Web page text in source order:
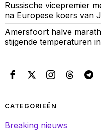
Russische vicepremier
na Europese koers van
Amersfoort halve
stijgende temperaturen
CATEGORIEËN
Breaking nieuws